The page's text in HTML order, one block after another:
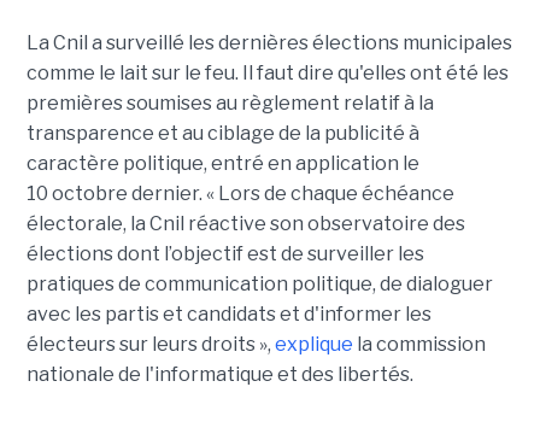
La Cnil a surveillé les dernières élections municipales
comme le lait sur le feu. Il faut dire qu'elles ont été les
premières soumises au règlement relatif à la
transparence et au ciblage de la publicité à
caractère politique, entré en application le
10 octobre dernier. « Lors de chaque échéance
électorale, la Cnil réactive son observatoire des
élections dont l’objectif est de surveiller les
pratiques de communication politique, de dialoguer
avec les partis et candidats et d'informer les
électeurs sur leurs droits », explique la commission
nationale de l'informatique et des libertés.